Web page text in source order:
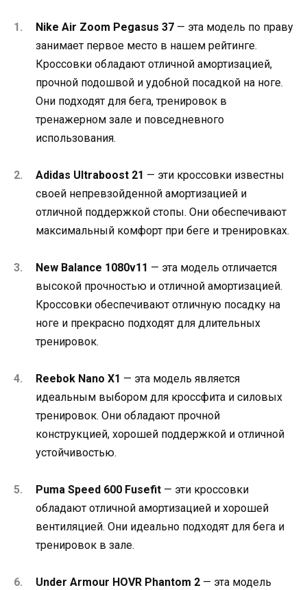
Nike Air Zoom Pegasus 37 — эта модель по праву
занимает первое место в нашем рейтинге.
Кроссовки обладают отличной амортизацией,
прочной подошвой и удобной посадкой на ноге.
Они подходят для бега, тренировок в
тренажерном зале и повседневного
использования.
Adidas Ultraboost 21 — эти кроссовки известны
своей непревзойденной амортизацией и
отличной поддержкой стопы. Они обеспечивают
максимальный комфорт при беге и тренировках.
New Balance 1080v11 — эта модель отличается
высокой прочностью и отличной амортизацией.
Кроссовки обеспечивают отличную посадку на
ноге и прекрасно подходят для длительных
тренировок.
Reebok Nano X1 — эта модель является
идеальным выбором для кроссфита и силовых
тренировок. Они обладают прочной
конструкцией, хорошей поддержкой и отличной
устойчивостью.
Puma Speed ​​600 Fusefit — эти кроссовки
обладают отличной амортизацией и хорошей
вентиляцией. Они идеально подходят для бега и
тренировок в зале.
Under Armour HOVR Phantom 2 — эта модель